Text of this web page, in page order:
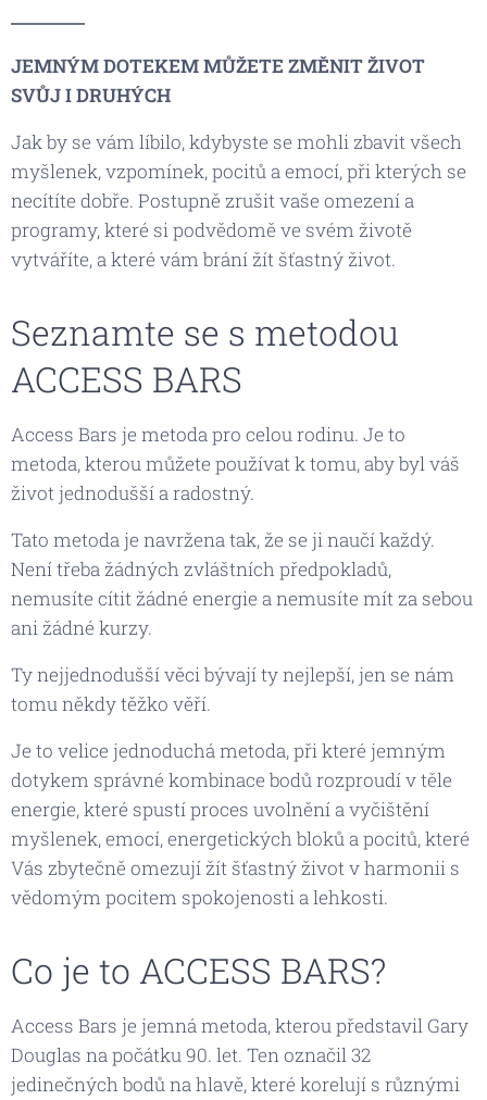
JEMNÝM DOTEKEM MŮŽETE ZMĚNIT ŽIVOT
SVŮJ I DRUHÝCH
Jak by se vám líbilo, kdybyste se mohli zbavit všech
myšlenek, vzpomínek, pocitů a emocí, při kterých se
necítíte dobře. Postupně zrušit vaše omezení a
programy, které si podvědomě ve svém životě
vytváříte, a které vám brání žít šťastný život.
Seznamte se s metodou
ACCESS BARS
Access Bars je metoda pro celou rodinu. Je to
metoda, kterou můžete používat k tomu, aby byl váš
život jednodušší a radostný.
Tato metoda je navržena tak, že se ji naučí každý.
Není třeba žádných zvláštních předpokladů,
nemusíte cítit žádné energie a nemusíte mít za sebou
ani žádné kurzy.
Ty nejjednodušší věci bývají ty nejlepší, jen se nám
tomu někdy těžko věří.
Je to velice jednoduchá metoda, při které jemným
dotykem správné kombinace bodů rozproudí v těle
energie, které spustí proces uvolnění a vyčištění
myšlenek, emocí, energetických bloků a pocitů, které
Vás zbytečně omezují žít šťastný život v harmonii s
vědomým pocitem spokojenosti a lehkosti.
Co je to ACCESS BARS?
Access Bars je jemná metoda, kterou představil Gary
Douglas na počátku 90. let. Ten označil 32
jedinečných bodů na hlavě, které korelují s různými